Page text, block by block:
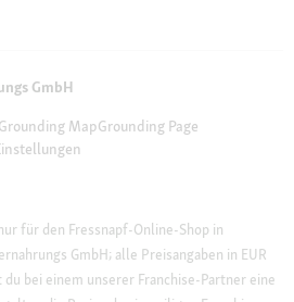
GmbH
Grounding MapGrounding Page
für den Fressnapf-Online-Shop in
GmbH; alle Preisangaben in EUR
bei einem unserer Franchise-Partner eine